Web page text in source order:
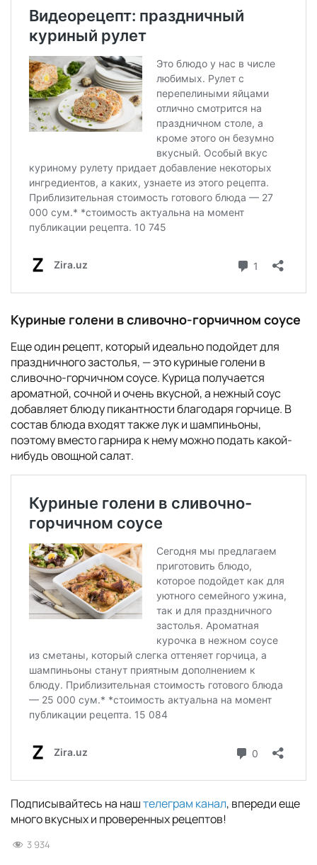
Куриные голени в сливочно-горчичном соусе
Еще один рецепт, который идеально подойдет для
праздничного застолья, — это куриные голени в
сливочно-горчичном соусе. Курица получается
ароматной, сочной и очень вкусной, а нежный соус
добавляет блюду пикантности благодаря горчице. В
состав блюда входят также лук и шампиньоны,
поэтому вместо гарнира к нему можно подать какой-
нибудь овощной салат.
Подписывайтесь на наштелеграм канал, впереди еще
много вкусных и проверенных рецептов!
3 934